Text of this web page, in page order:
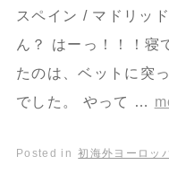
スペイン / マドリッ
ん？ はーっ！！！
たのは、ベットに突
でした。 やって …
Posted in 初海外ヨーロッ